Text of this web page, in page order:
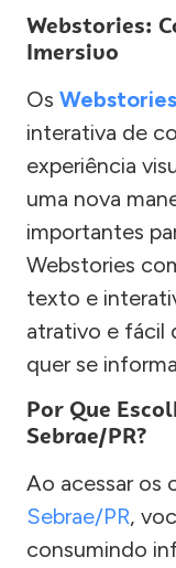
Webstories:
Imersivo
Os Webstories
interativa de
experiência
uma nova
importantes
Webstories
texto e
atrativo e fácil
quer se
Por Que
Sebrae/PR?
Ao acessar os
Sebrae/PR,
consumindo